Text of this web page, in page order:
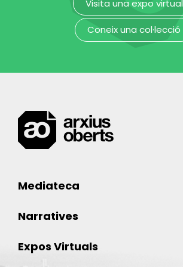
Visita una expo virtual
Coneix una col·lecció
Mediateca
Narratives
Expos Virtuals